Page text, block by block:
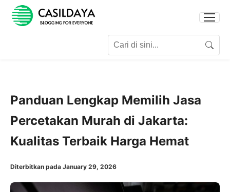
Search
Panduan Lengkap Memilih Jasa
Percetakan Murah di Jakarta:
Kualitas Terbaik Harga Hemat
Diterbitkan pada January 29, 2026